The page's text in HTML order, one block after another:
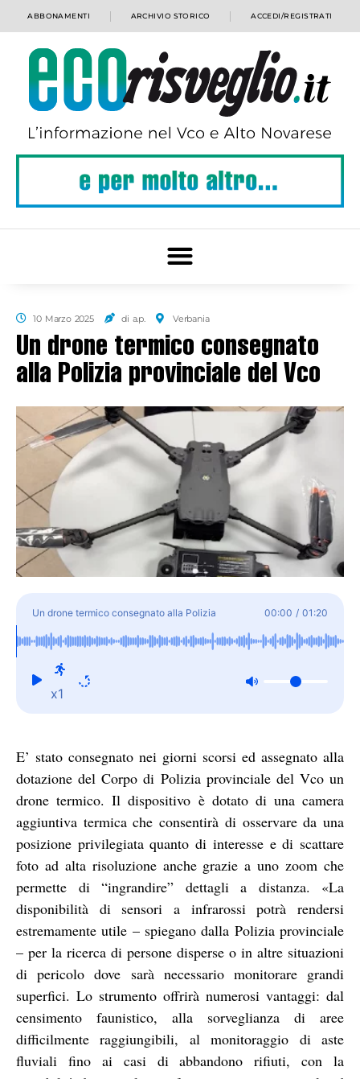
ABBONAMENTI ARCHIVIO STORICO ACCEDI/REGISTRATI
10 Marzo 2025 di a.p. Verbania
Un drone termico consegnato
alla Polizia provinciale del Vco
Un drone termico consegnato alla Polizia
provinciale del Vco
00:00 / 01:20
x1
E’ stato consegnato nei giorni scorsi ed assegnato alla
dotazione del Corpo di Polizia provinciale del Vco un
drone termico. Il dispositivo è dotato di una camera
aggiuntiva termica che consentirà di osservare da una
posizione privilegiata quanto di interesse e di scattare
foto ad alta risoluzione anche grazie a uno zoom che
permette di “ingrandire” dettagli a distanza. «La
disponibilità di sensori a infrarossi potrà rendersi
estremamente utile – spiegano dalla Polizia provinciale
– per la ricerca di persone disperse o in altre situazioni
di pericolo dove sarà necessario monitorare grandi
superfici. Lo strumento offrirà numerosi vantaggi: dal
censimento faunistico, alla sorveglianza di aree
difficilmente raggiungibili, al monitoraggio di aste
fluviali fino ai casi di abbandono rifiuti, con la